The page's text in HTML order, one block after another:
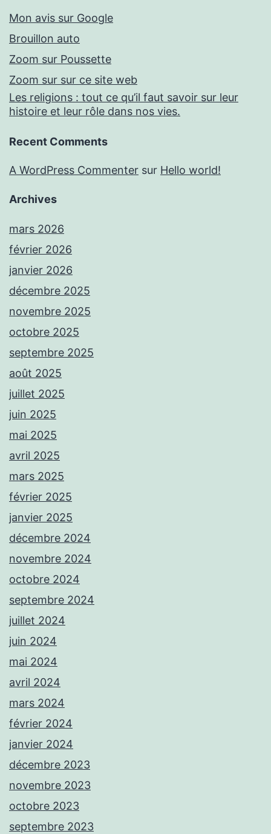
Mon avis sur Google
Brouillon auto
Zoom sur Poussette
Zoom sur sur ce site web
Les religions : tout ce qu’il faut savoir sur leur
histoire et leur rôle dans nos vies.
Recent Comments
A WordPress Commenter sur Hello world!
Archives
mars 2026
février 2026
janvier 2026
décembre 2025
novembre 2025
octobre 2025
septembre 2025
août 2025
juillet 2025
juin 2025
mai 2025
avril 2025
mars 2025
février 2025
janvier 2025
décembre 2024
novembre 2024
octobre 2024
septembre 2024
juillet 2024
juin 2024
mai 2024
avril 2024
mars 2024
février 2024
janvier 2024
décembre 2023
novembre 2023
octobre 2023
septembre 2023